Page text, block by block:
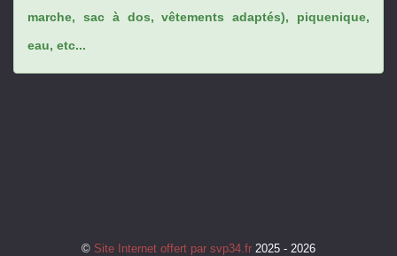
marche, sac à dos, vêtements adaptés), piquenique,
eau, etc...
© Site Internet offert par svp34.fr 2025 - 2026